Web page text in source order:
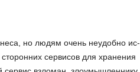
но людям очень неудоб­но ис­
сер­ви­сов для хра­не­ния